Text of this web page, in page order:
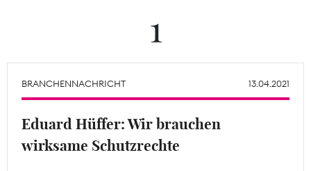
Wächterpreis
Mitgliederbereich
1
BRANCHENNACHRICHT 13.04.2021
Eduard Hüffer: Wir brauchen
wirksame Schutzrechte